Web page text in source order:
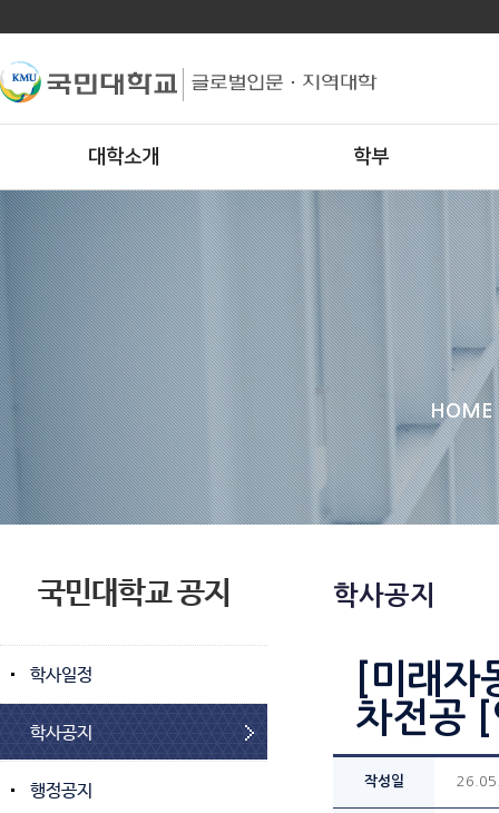
대학소개 학부
HOME
국민대학교 공지
학사일정
학사공지
행정공지
학사공지
[미래
차전공
작성일